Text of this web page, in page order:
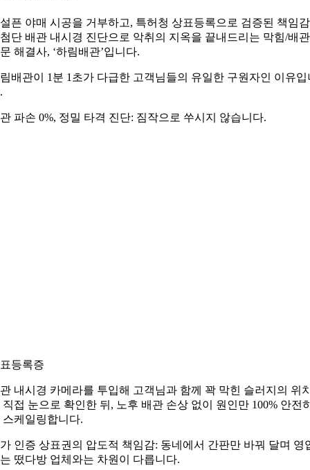
픈 야매 시공을 거부하고, 특허청 상표등록으로 검증된 책임
단 배관 내시경 진단으로 악취의 지옥을 끝내드리는 막힘/배관
해결사, ‘하림배관’입니다.
배관이 1분 1초가 다급한 고객님들의 유일한 구원자인 이유입
파손 0%, 정밀 타격 진단: 짐작으로 쑤시지 않습니다.
등록증
내시경 카메라를 투입해 고객님과 함께 꽉 막힌 슬러지의 위
직접 눈으로 확인한 뒤, 노후 배관 손상 없이 원인만 100% 안전
스케일링합니다.
인증 상표권의 압도적 책임감: 동네에서 간판만 바꿔 달며 영
떴다방 업체와는 차원이 다릅니다.